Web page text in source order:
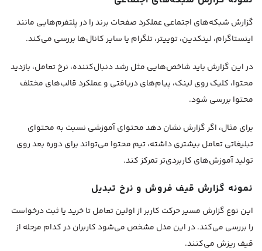
گزارش شبکه‌های اجتماعی عملکرد صفحات برند را در پلتفرم‌هایی مانند
اینستاگرام، لینکدین، توییتر، تلگرام یا سایر کانال‌ها بررسی می‌کند.
در این گزارش باید شاخص‌هایی مثل رشد دنبال‌کننده، نرخ تعامل، بازدید
محتوا، کلیک روی لینک، پیام‌های دریافتی و عملکرد قالب‌های مختلف
محتوا بررسی شود.
برای مثال، اگر گزارش نشان دهد محتوای آموزشی نسبت به محتوای
تبلیغاتی تعامل بیشتری داشته، تیم محتوا می‌تواند برای دوره بعد روی
تولید آموزش‌های کاربردی‌تر تمرکز کند.
نمونه گزارش قیف فروش و نرخ تبدیل
این نوع گزارش مسیر حرکت کاربر از اولین تعامل تا خرید یا ثبت درخواست
را بررسی می‌کند. در این مدل مشخص می‌شود کاربران در کدام مرحله از
قیف ریزش می‌کنند.